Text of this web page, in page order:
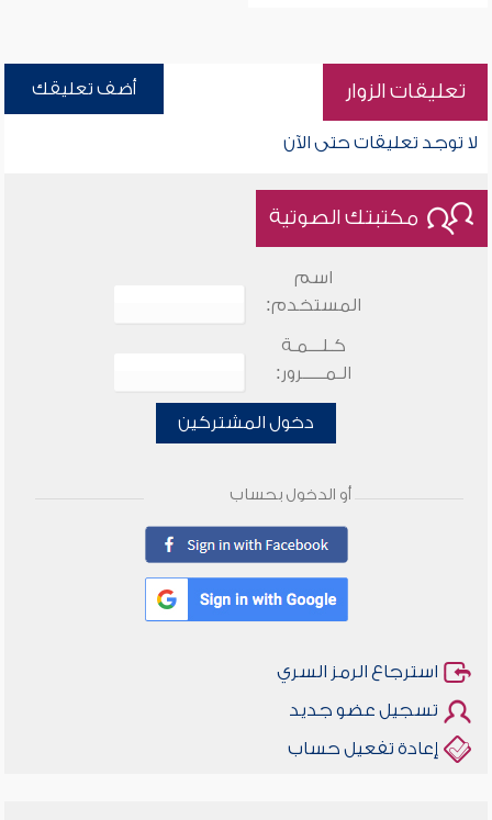
تعليقات الزوار أضف تعليقك
لا توجد تعليقات حتى الآن
مكتبتك الصوتية
اسم
المستخدم:
كـلـــمـة
الـمـــــرور:
دخول المشتركين
أو الدخول بحساب
استرجاع الرمز السري
تسجيل عضو جديد
إعادة تفعيل حساب